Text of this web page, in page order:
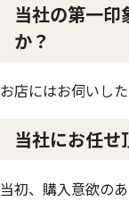
当社の第一印
か？
お店にはお伺いし
当社にお任せ
当初、購入意欲の